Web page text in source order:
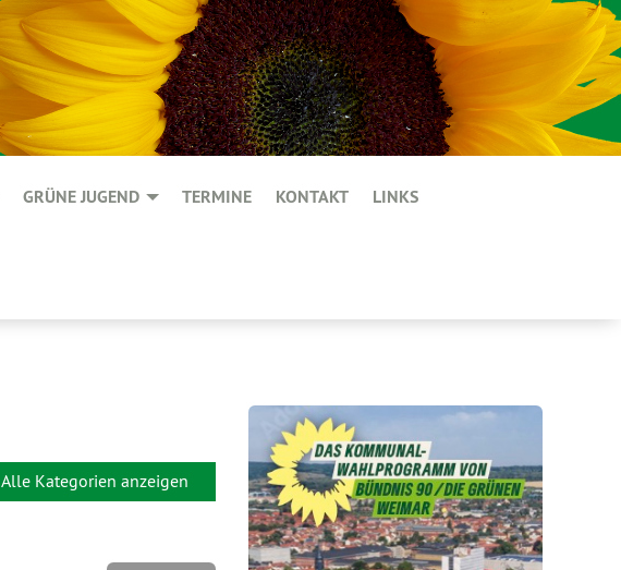
GRÜNE JUGEND TERMINE KONTAKT LINKS
Alle Kategorien anzeigen